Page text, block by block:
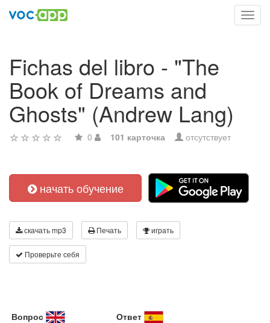
Fichas del libro - "The
Book of Dreams and
Ghosts" (Andrew Lang)
0 101 карточка отсутствует
начать обучение
скачать mp3 Печать играть
Проверьте себя
Вопрос Ответ